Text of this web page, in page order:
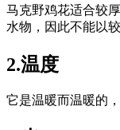
马克野鸡花适合较
水物，因此不能以
2.温度
它是温暖而温暖的